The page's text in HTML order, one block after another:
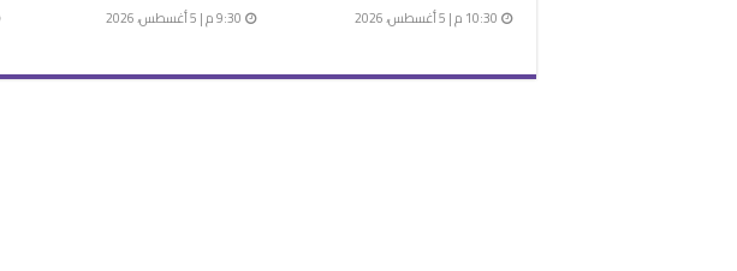
10:30 م | 5 أغسطس، 2026 9:30 م | 5 أغسطس، 2026